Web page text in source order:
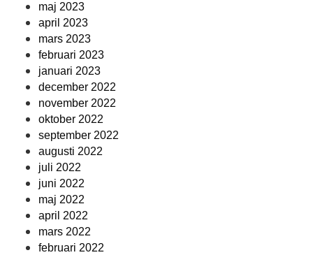
maj 2023
april 2023
mars 2023
februari 2023
januari 2023
december 2022
november 2022
oktober 2022
september 2022
augusti 2022
juli 2022
juni 2022
maj 2022
april 2022
mars 2022
februari 2022